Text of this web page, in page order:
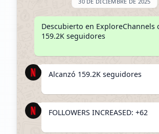
Descubierto en ExploreChannels
159.2K seguidores
Alcanzó 159.2K seguidores
FOLLOWERS INCREASED: +62